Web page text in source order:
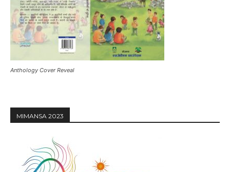
Anthology Cover Reveal
MIMANSA 2023